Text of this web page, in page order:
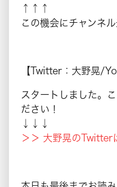
↑↑↑
この機会にチャンネ
【Twitter：大野晃/
スタートしました。
ださい！
↓↓↓
＞＞ 大野晃のTwitter